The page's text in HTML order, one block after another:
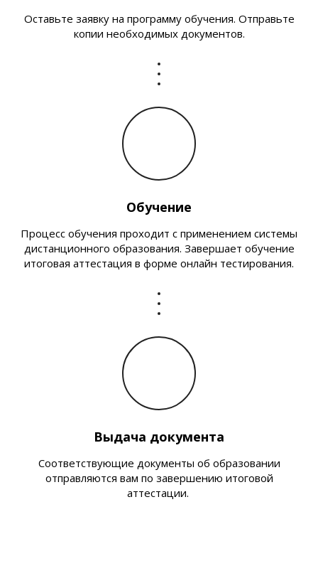
Оставьте заявку на программу обучения. Отправьте
копии необходимых документов.
Обучение
Процесс обучения проходит с применением системы
дистанционного образования. Завершает обучение
итоговая аттестация в форме онлайн тестирования.
Выдача документа
Соответствующие документы об образовании
отправляются вам по завершению итоговой
аттестации.